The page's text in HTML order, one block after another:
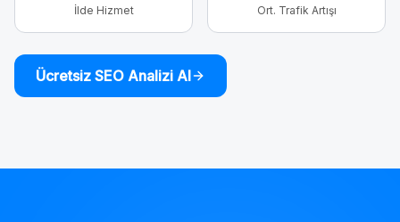
İlde Hizmet Ort. Trafik Artışı
Ücretsiz SEO Analizi Al